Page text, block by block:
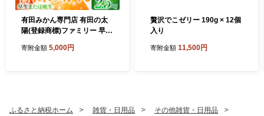
有田みかん専門店 有田の太
陽(登録商標)ファミリー 早生
＋補償分100g 山採れ・サイ
寄附金額 5,000円
贅沢でこゼリー 190g × 12個
入り
寄附金額 11,500円
ふるさと納税ホーム 雑貨・日用品
その他雑貨・日用品